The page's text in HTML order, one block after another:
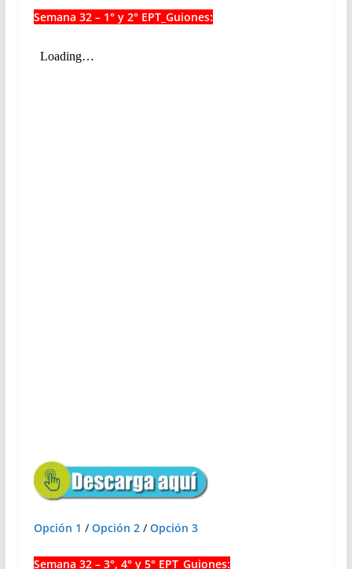
Semana 32 – 1° y 2° EPT_Guiones:
Opción 1 /Opción 2/Opción 3
Semana 32 – 3°, 4° y 5° EPT_Guiones: